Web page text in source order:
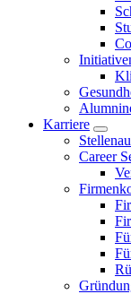
Karriere
Career